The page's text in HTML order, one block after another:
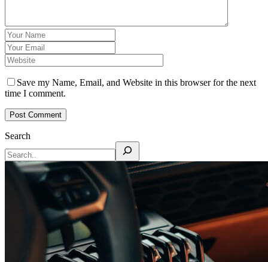
Save my Name, Email, and Website in this browser for the next
time I comment.
Search